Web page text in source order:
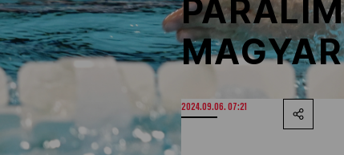
2024.09.06. 07:21